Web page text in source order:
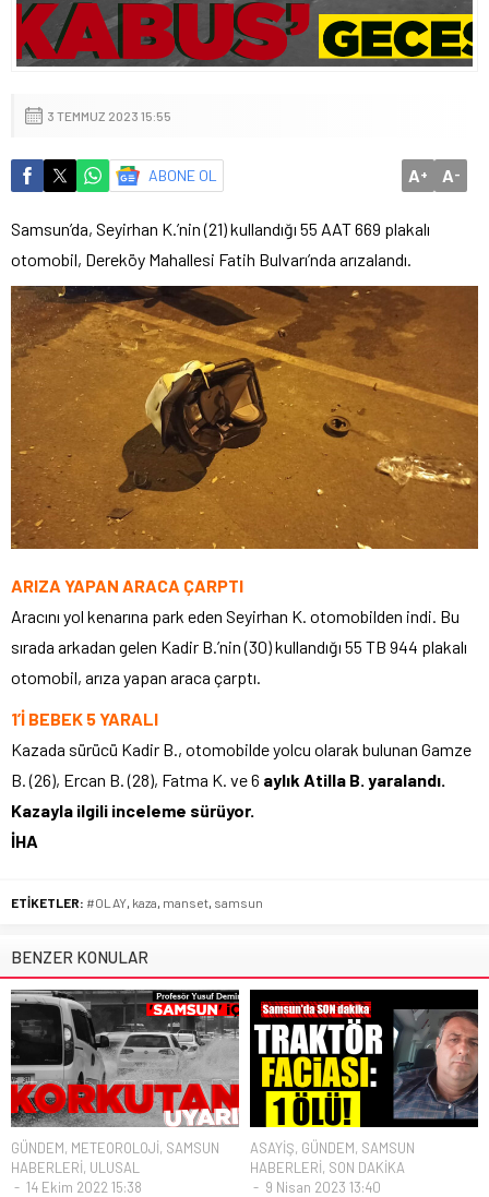
3 TEMMUZ 2023 15:55
ABONE OL A+ A-
Samsun’da, Seyirhan K.’nin (21) kullandığı 55 AAT 669 plakalı
otomobil, Dereköy Mahallesi Fatih Bulvarı’nda arızalandı.
ARIZA YAPAN ARACA ÇARPTI
Aracını yol kenarına park eden Seyirhan K. otomobilden indi. Bu
sırada arkadan gelen Kadir B.’nin (30) kullandığı 55 TB 944 plakalı
otomobil, arıza yapan araca çarptı.
1’İ BEBEK 5 YARALI
Kazada sürücü Kadir B., otomobilde yolcu olarak bulunan Gamze
B. (26), Ercan B. (28), Fatma K. ve 6 aylık Atilla B. yaralandı.
Kazayla ilgili inceleme sürüyor.
İHA
ETİKETLER: #OLAY, kaza, manset, samsun
BENZER KONULAR
GÜNDEM, METEOROLOJİ, SAMSUN
HABERLERİ, ULUSAL
14 Ekim 2022 15:38
ASAYİŞ, GÜNDEM, SAMSUN
HABERLERİ, SON DAKİKA
9 Nisan 2023 13:40